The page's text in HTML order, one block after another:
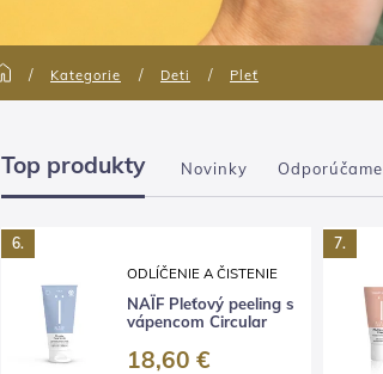
Kategorie Deti Pleť
Top produkty Novinky Odporúčame
6.
ODLÍČENIE A ČISTENIE
NAÏF Pleťový peeling s
vápencom Circular
18,60 €
7.